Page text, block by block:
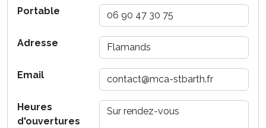
Portable
Adresse
Email
Heures
d'ouvertures